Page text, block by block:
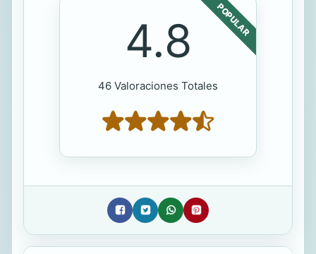
POPULAR
4.8
46 Valoraciones Totales